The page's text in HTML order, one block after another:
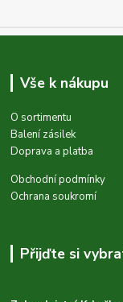
Vše k nákupu
O sortimentu
Balení zásilek
Doprava a platba
Obchodní podmínky
Ochrana soukromí
Přijďte si